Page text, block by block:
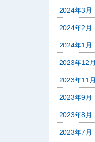
2024年3月
2024年2月
2024年1月
2023年12月
2023年11月
2023年9月
2023年8月
2023年7月